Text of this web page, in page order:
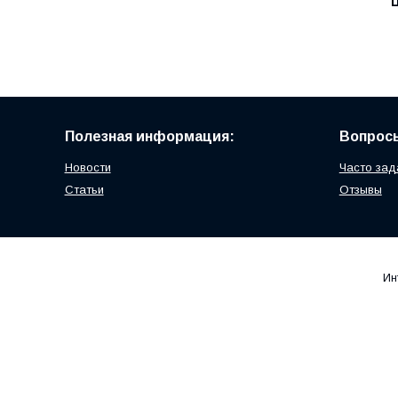
Полезная информация:
Новости
Статьи
Часто
Отзывы